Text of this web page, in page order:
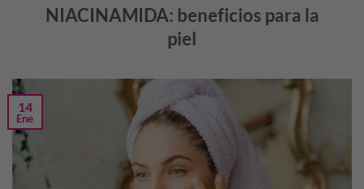
NIACINAMIDA: beneficios para la
piel
14
Ene